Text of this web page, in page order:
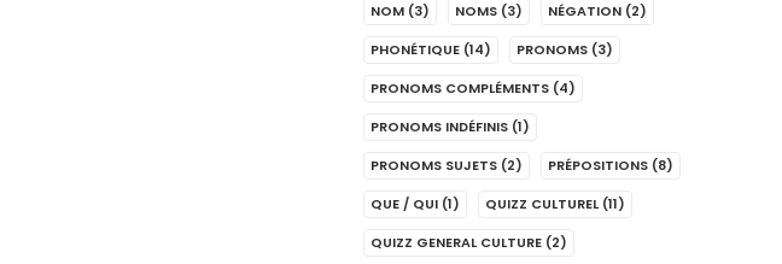
NOM (3) NOMS (3) NÉGATION (2)
PHONÉTIQUE (14) PRONOMS (3)
PRONOMS COMPLÉMENTS (4)
PRONOMS INDÉFINIS (1)
PRONOMS SUJETS (2) PRÉPOSITIONS (8)
QUE / QUI (1) QUIZZ CULTUREL (11)
QUIZZ GENERAL CULTURE (2)